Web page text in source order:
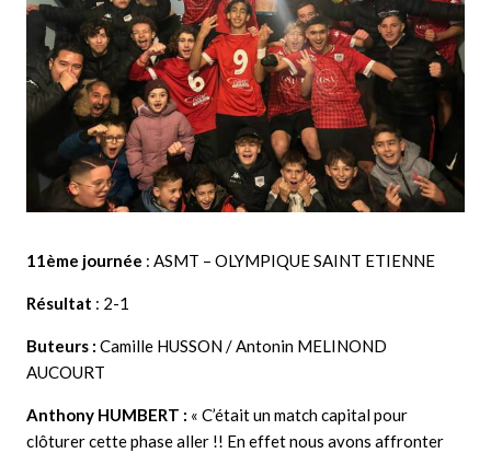
11ème journée : ASMT – OLYMPIQUE SAINT ETIENNE
Résultat : 2-1
Buteurs : Camille HUSSON / Antonin MELINOND
AUCOURT
Anthony HUMBERT : « C’était un match capital pour
clôturer cette phase aller !! En effet nous avons affronter